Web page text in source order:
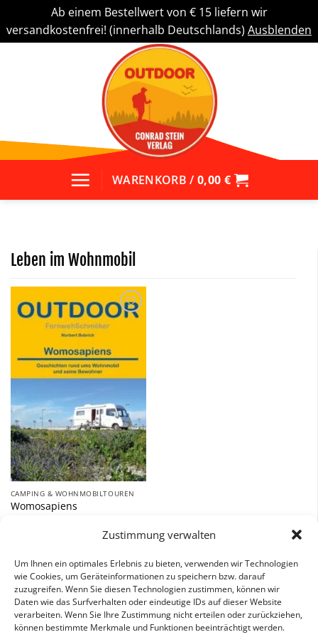
Zustimmung verwalten
Um Ihnen ein optimales Erlebnis zu bieten, verwenden wir Technologien
wie Cookies, um Geräteinformationen zu speichern bzw. darauf
zuzugreifen. Wenn Sie diesen Technologien zustimmen, können wir
Daten wie das Surfverhalten oder eindeutige IDs auf dieser Website
verarbeiten. Wenn Sie Ihre Zustimmung nicht erteilen oder zurückziehen,
können bestimmte Merkmale und Funktionen beeinträchtigt werden.
Ab einem Bestellwert von € 15 liefern wir
versandkostenfrei! (innerhalb Deutschlands) Ausblenden
WARENKORB / 0,00 €
Leben im Wohnmobil
Wunschliste
hinzufügen
CAMPING & WOHNMOBILTOUREN
Womosapiens